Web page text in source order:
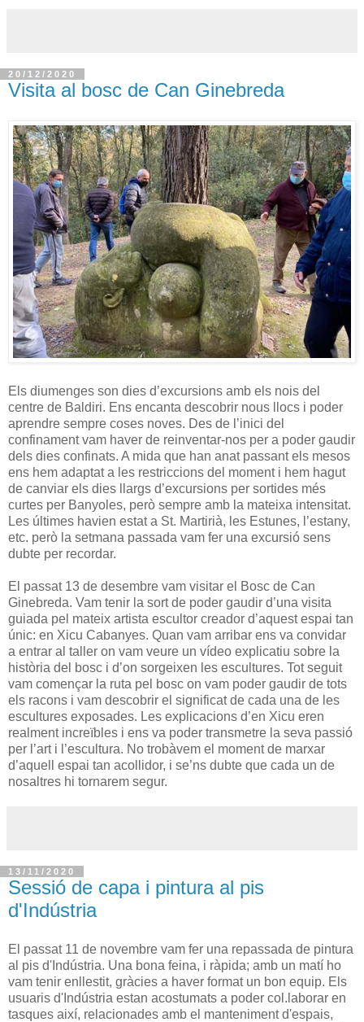
20/12/2020
Visita al bosc de Can Ginebreda
Els diumenges son dies d’excursions amb els nois del
centre de Baldiri. Ens encanta descobrir nous llocs i poder
aprendre sempre coses noves. Des de l’inici del
confinament vam haver de reinventar-nos per a poder gaudir
dels dies confinats. A mida que han anat passant els mesos
ens hem adaptat a les restriccions del moment i hem hagut
de canviar els dies llargs d’excursions per sortides més
curtes per Banyoles, però sempre amb la mateixa intensitat.
Les últimes havien estat a St. Martirià, les Estunes, l’estany,
etc. però la setmana passada vam fer una excursió sens
dubte per recordar.
El passat 13 de desembre vam visitar el Bosc de Can
Ginebreda. Vam tenir la sort de poder gaudir d’una visita
guiada pel mateix artista escultor creador d’aquest espai tan
únic: en Xicu Cabanyes. Quan vam arribar ens va convidar
a entrar al taller on vam veure un vídeo explicatiu sobre la
història del bosc i d’on sorgeixen les escultures. Tot seguit
vam començar la ruta pel bosc on vam poder gaudir de tots
els racons i vam descobrir el significat de cada una de les
escultures exposades. Les explicacions d’en Xicu eren
realment increïbles i ens va poder transmetre la seva passió
per l’art i l’escultura. No trobàvem el moment de marxar
d’aquell espai tan acollidor, i se’ns dubte que cada un de
nosaltres hi tornarem segur.
13/11/2020
Sessió de capa i pintura al pis
d'Indústria
El passat 11 de novembre vam fer una repassada de pintura
al pis d'Indústria. Una bona feina, i ràpida; amb un matí ho
vam tenir enllestit, gràcies a haver format un bon equip. Els
usuaris d'Indústria estan acostumats a poder col.laborar en
tasques així, relacionades amb el manteniment d'espais,